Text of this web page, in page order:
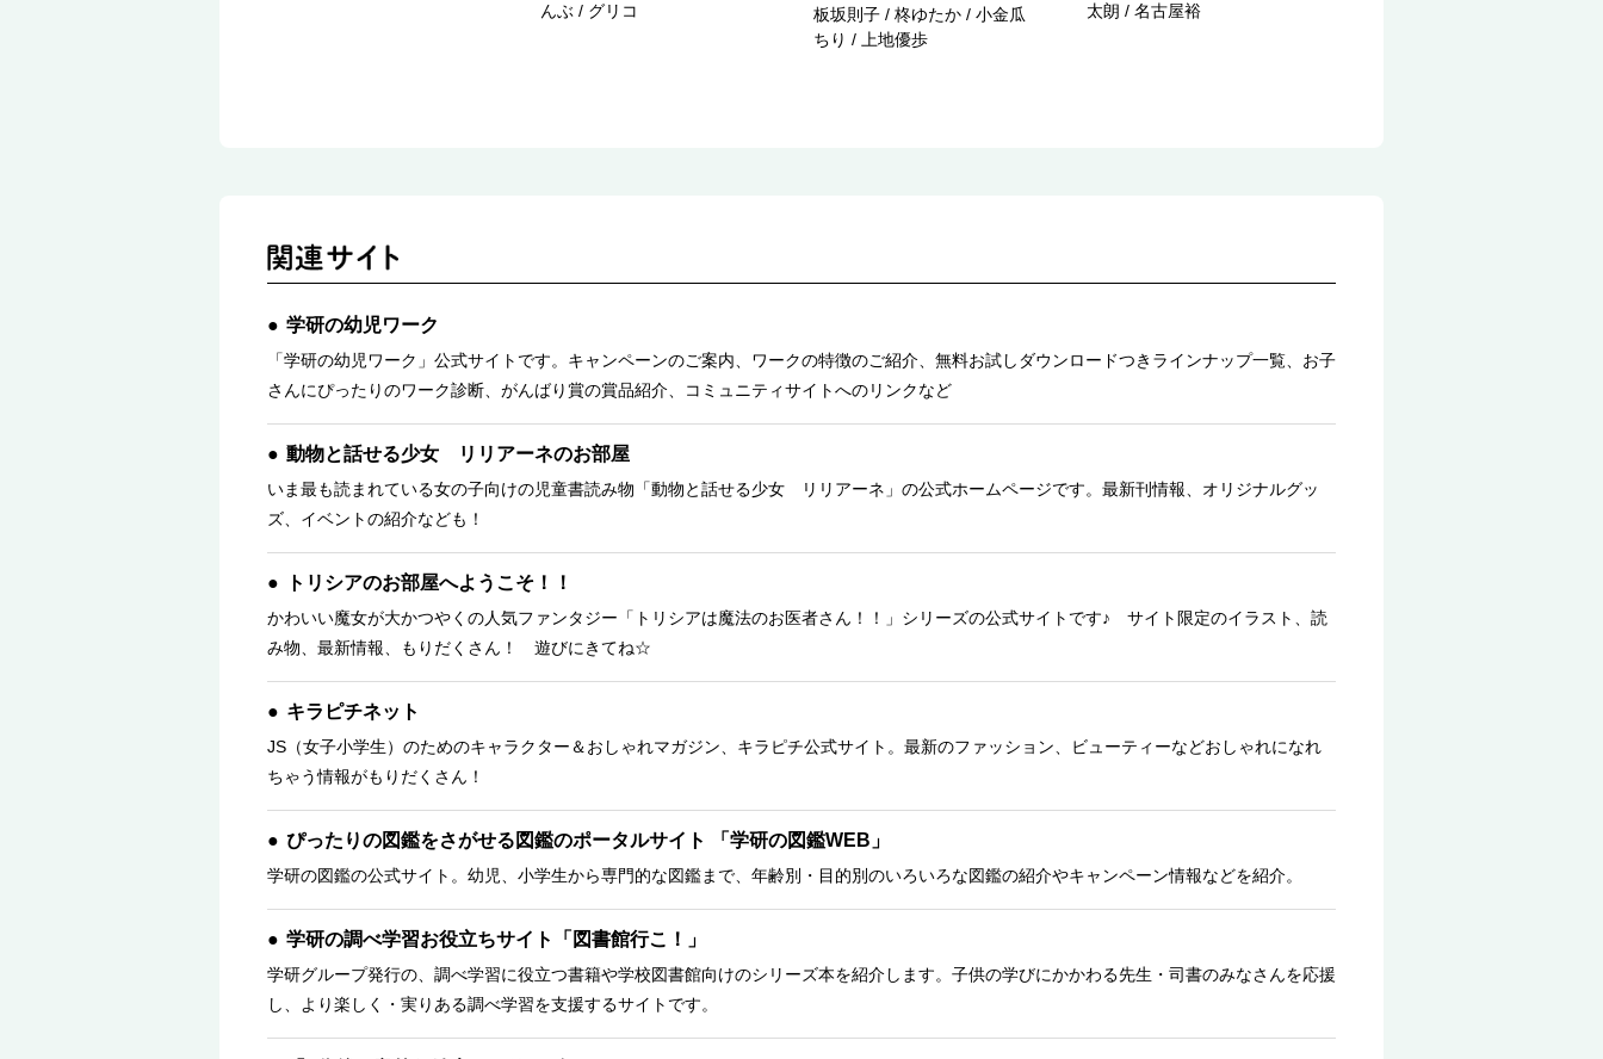
んぶ / グリコ
板坂則子 / 柊ゆたか / 小金瓜
ちり / 上地優歩
太朗 / 名古屋裕
学研の幼児ワーク
「学研の幼児ワーク」公式サイトです。キャンペーンのご案内、ワークの特徴のご紹介、無料お試しダウンロードつきラインナップ一覧、お子
さんにぴったりのワーク診断、がんばり賞の賞品紹介、コミュニティサイトへのリンクなど
動物と話せる少女 リリアーネのお部屋
いま最も読まれている女の子向けの児童書読み物「動物と話せる少女 リリアーネ」の公式ホームページです。最新刊情報、オリジナルグッ
ズ、イベントの紹介なども！
トリシアのお部屋へようこそ！！
かわいい魔女が大かつやくの人気ファンタジー「トリシアは魔法のお医者さん！！」シリーズの公式サイトです♪ サイト限定のイラスト、読
み物、最新情報、もりだくさん！ 遊びにきてね☆
キラピチネット
JS（女子小学生）のためのキャラクター＆おしゃれマガジン、キラピチ公式サイト。最新のファッション、ビューティーなどおしゃれになれ
ちゃう情報がもりだくさん！
ぴったりの図鑑をさがせる図鑑のポータルサイト 「学研の図鑑WEB」
学研の図鑑の公式サイト。幼児、小学生から専門的な図鑑まで、年齢別・目的別のいろいろな図鑑の紹介やキャンペーン情報などを紹介。
学研の調べ学習お役立ちサイト「図書館行こ！」
学研グループ発行の、調べ学習に役立つ書籍や学校図書館向けのシリーズ本を紹介します。子供の学びにかかわる先生・司書のみなさんを応援
し、より楽しく・実りある調べ学習を支援するサイトです。